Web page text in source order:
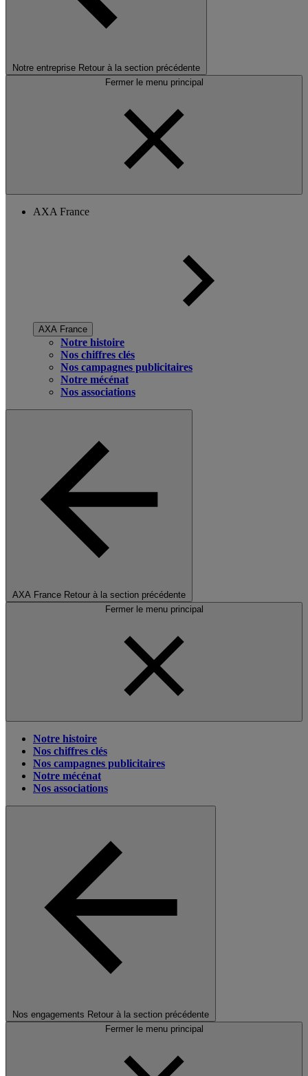
Notre entreprise Retour à la section précédente
Fermer le menu principal
AXA France
AXA France
Notre histoire
Nos chiffres clés
Nos campagnes publicitaires
Notre mécénat
Nos associations
AXA France Retour à la section précédente
Fermer le menu principal
Notre histoire
Nos chiffres clés
Nos campagnes publicitaires
Notre mécénat
Nos associations
Nos engagements Retour à la section précédente
Fermer le menu principal